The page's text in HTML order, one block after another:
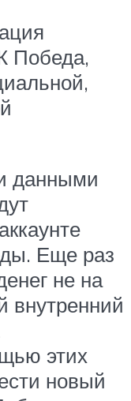
Победа,
данными
Еще раз
не на
внутренний
этих
новый